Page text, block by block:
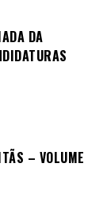
DA
– VOLUME